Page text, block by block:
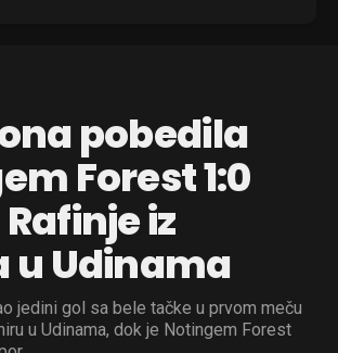
pobedila
Forest 1:0
iz
u Udinama
jedini gol sa bele tačke u prvom meču
u Udinama, dok je Notingem Forest
Whatsapp